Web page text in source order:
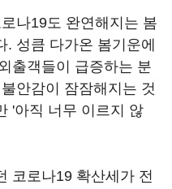
나19도 완연해지는 봄
성큼 다가온 봄기운에
출객들이 급증하는 분
안감이 잠잠해지는 것
'아직 너무 이르지 않
코로나19 확산세가 전